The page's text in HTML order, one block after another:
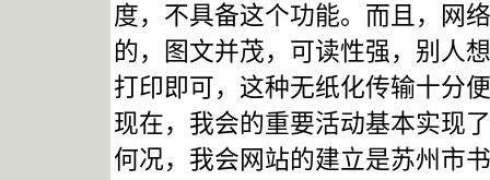
度，不具备这个功能。而且，网
的，图文并茂，可读性强，别人
打印即可，这种无纸化传输十分
现在，我会的重要活动基本实现
何况，我会网站的建立是苏州市